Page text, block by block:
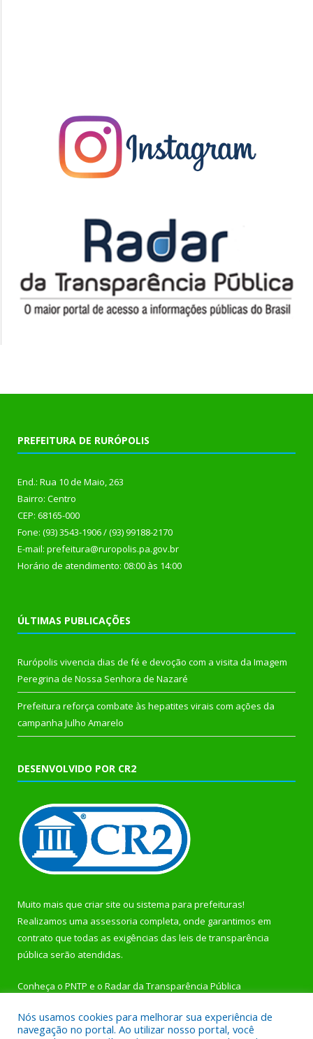
PREFEITURA DE RURÓPOLIS
End.: Rua 10 de Maio, 263
Bairro: Centro
CEP: 68165-000
Fone: (93) 3543-1906 / (93) 99188-2170
E-mail: prefeitura@ruropolis.pa.gov.br
Horário de atendimento: 08:00 às 14:00
ÚLTIMAS PUBLICAÇÕES
Rurópolis vivencia dias de fé e devoção com a visita da Imagem
Peregrina de Nossa Senhora de Nazaré
Prefeitura reforça combate às hepatites virais com ações da
campanha Julho Amarelo
DESENVOLVIDO POR CR2
Muito mais que criar site ou sistema para prefeituras!
Realizamos uma assessoria completa, onde garantimos em
contrato que todas as exigências das leis de transparência
pública serão atendidas.
Conheça o PNTP e o Radar da Transparência Pública
Nós usamos cookies para melhorar sua experiência de
navegação no portal. Ao utilizar nosso portal, você